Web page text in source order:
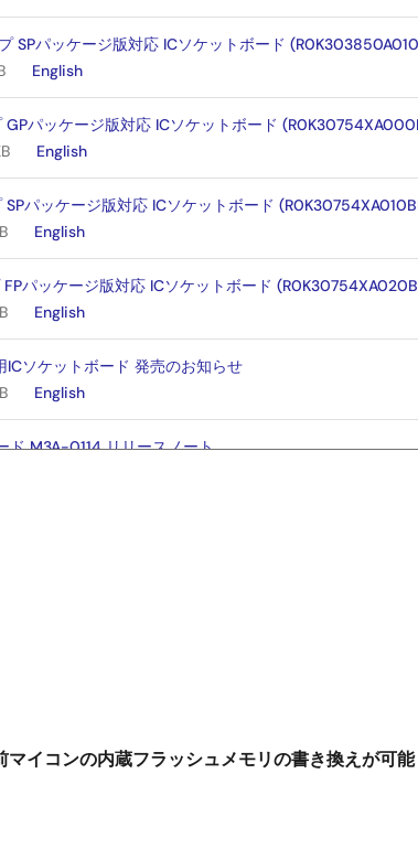
SPパッケージ版対応 ICソケットボード
English
パッケージ版対応 ICソケットボード
English
パッケージ版対応 ICソケットボード
English
パッケージ版対応 ICソケットボード
English
ICソケットボード 発売のお知らせ
English
ド M3A-0114 リリースノート
イコンの内蔵フラッシュメモリの書き換えが可能